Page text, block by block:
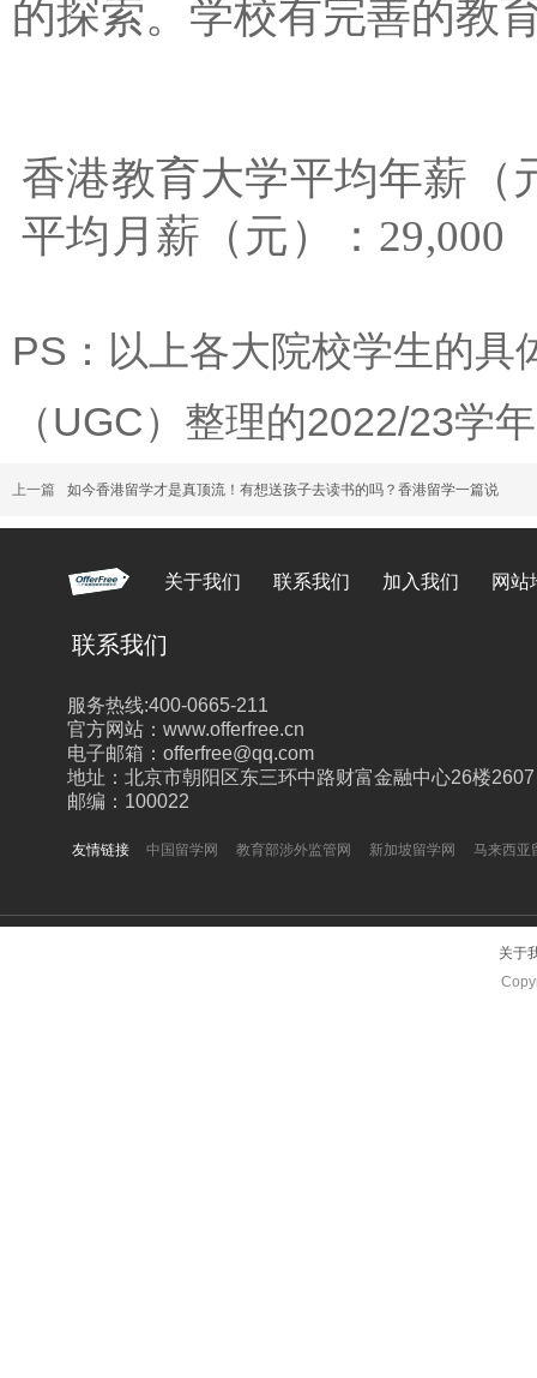
的探索。学校有完善的教
香港教育大学平均年薪（
平均月薪（元）：29,000
PS：以上各大院校学生的具
（UGC）整理的2022/23学
上一篇 如今香港留学才是真顶流！有想送孩子去读书的吗？香港留学一篇说
关于我们 联系我们 加入我们 网站
中国留学网 教育部涉外监管网 新加坡留学网 马来西亚
服务热线:400-0665-211
官方网站：www.offerfree.cn
电子邮箱：offerfree@qq.com
地址：北京市朝阳区东三环中路财富金融中心26楼2607
邮编：100022
联系我们
友情链接
关于